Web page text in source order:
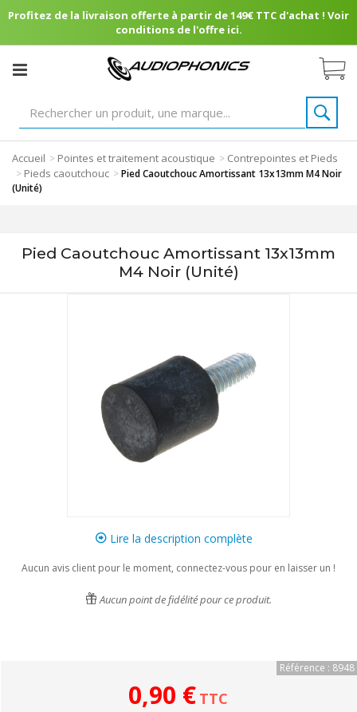
Profitez de la livraison offerte à partir de 149€ TTC d'achat ! Voir
conditions de l'offre ici.
Accueil > Pointes et traitement acoustique > Contrepointes et Pieds
> Pieds caoutchouc >Pied Caoutchouc Amortissant 13x13mm M4 Noir
(Unité)
Pied Caoutchouc Amortissant 13x13mm
M4 Noir (Unité)
Lire la description complète
Aucun avis client pour le moment, connectez-vous pour en laisser un !
Aucun point de fidélité pour ce produit.
Référence : 8948
0,90 € TTC